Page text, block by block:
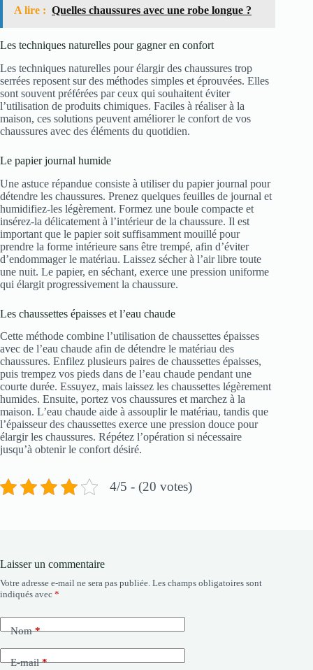
A lire : Quelles chaussures avec une robe longue ?
Les techniques naturelles pour gagner en confort
Les techniques naturelles pour élargir des chaussures trop
serrées reposent sur des méthodes simples et éprouvées. Elles
sont souvent préférées par ceux qui souhaitent éviter
l’utilisation de produits chimiques. Faciles à réaliser à la
maison, ces solutions peuvent améliorer le confort de vos
chaussures avec des éléments du quotidien.
Le papier journal humide
Une astuce répandue consiste à utiliser du papier journal pour
détendre les chaussures. Prenez quelques feuilles de journal et
humidifiez-les légèrement. Formez une boule compacte et
insérez-la délicatement à l’intérieur de la chaussure. Il est
important que le papier soit suffisamment mouillé pour
prendre la forme intérieure sans être trempé, afin d’éviter
d’endommager le matériau. Laissez sécher à l’air libre toute
une nuit. Le papier, en séchant, exerce une pression uniforme
qui élargit progressivement la chaussure.
Les chaussettes épaisses et l’eau chaude
Cette méthode combine l’utilisation de chaussettes épaisses
avec de l’eau chaude afin de détendre le matériau des
chaussures. Enfilez plusieurs paires de chaussettes épaisses,
puis trempez vos pieds dans de l’eau chaude pendant une
courte durée. Essuyez, mais laissez les chaussettes légèrement
humides. Ensuite, portez vos chaussures et marchez à la
maison. L’eau chaude aide à assouplir le matériau, tandis que
l’épaisseur des chaussettes exerce une pression douce pour
élargir les chaussures. Répétez l’opération si nécessaire
jusqu’à obtenir le confort désiré.
4/5 - (20 votes)
Laisser un commentaire
Votre adresse e-mail ne sera pas publiée. Les champs obligatoires sont
indiqués avec *
Nom*
E-mail*